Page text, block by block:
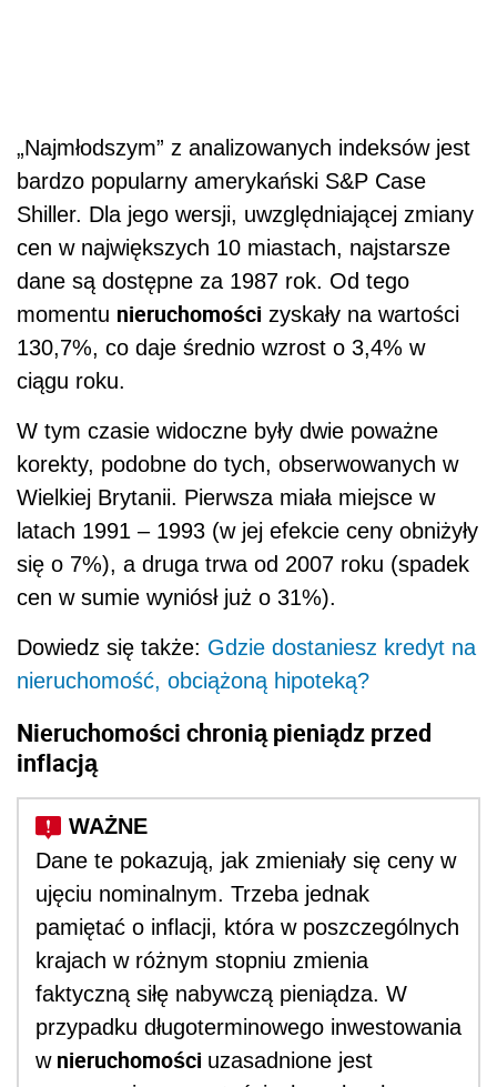
„Najmłodszym” z analizowanych indeksów jest
bardzo popularny amerykański S&P Case
Shiller. Dla jego wersji, uwzględniającej zmiany
cen w największych 10 miastach, najstarsze
dane są dostępne za 1987 rok. Od tego
momentu nieruchomości zyskały na wartości
130,7%, co daje średnio wzrost o 3,4% w
ciągu roku.
W tym czasie widoczne były dwie poważne
korekty, podobne do tych, obserwowanych w
Wielkiej Brytanii. Pierwsza miała miejsce w
latach 1991 – 1993 (w jej efekcie ceny obniżyły
się o 7%), a druga trwa od 2007 roku (spadek
cen w sumie wyniósł już o 31%).
Dowiedz się także: Gdzie dostaniesz kredyt na
nieruchomość, obciążoną hipoteką?
Nieruchomości chronią pieniądz przed
inflacją
Dane te pokazują, jak zmieniały się ceny w
ujęciu nominalnym. Trzeba jednak
pamiętać o inflacji, która w poszczególnych
krajach w różnym stopniu zmienia
faktyczną siłę nabywczą pieniądza. W
przypadku długoterminowego inwestowania
wnieruchomości uzasadnione jest